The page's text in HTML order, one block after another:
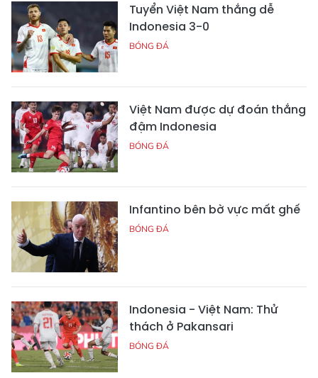
Tuyển Việt Nam thắng dễ
Indonesia 3-0
BÓNG ĐÁ
Việt Nam được dự đoán thắng
đậm Indonesia
BÓNG ĐÁ
Infantino bên bờ vực mất ghế
BÓNG ĐÁ
Indonesia - Việt Nam: Thử
thách ở Pakansari
BÓNG ĐÁ